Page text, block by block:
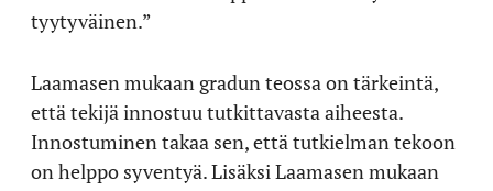
tyytyväinen.”
Laamasen mukaan gradun teossa on tärkeintä,
että tekijä innostuu tutkittavasta aiheesta.
Innostuminen takaa sen, että tutkielman tekoon
on helppo syventyä. Lisäksi Laamasen mukaan